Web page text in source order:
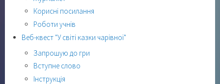
Корисні посилання
Роботи учнів
Веб-квест "У світі казки чарівної"
Запрошую до гри
Вступне слово
Інструкція